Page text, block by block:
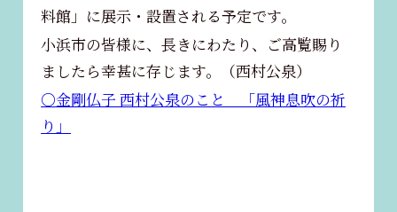
料館」に展示・設置される予定です。
小浜市の皆様に、長きにわたり、ご高覧賜り
ましたら幸甚に存じます。（西村公泉）
〇金剛仏子 西村公泉のこと 「風神息吹の祈
り」